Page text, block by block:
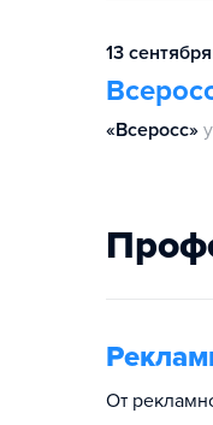
13
«Всеросс»
От